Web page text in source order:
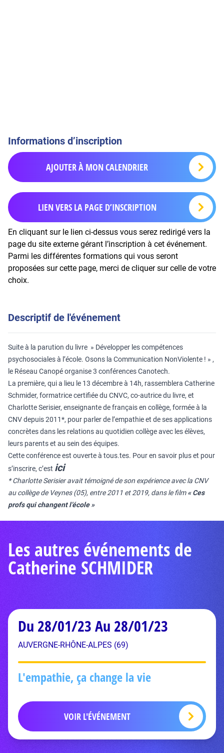
Informations d’inscription
AJOUTER À MON CALENDRIER
LIEN VERS LA PAGE D’INSCRIPTION
En cliquant sur le lien ci-dessus vous serez redirigé vers la
page du site externe gérant l’inscription à cet événement.
Parmi les différentes formations qui vous seront
proposées sur cette page, merci de cliquer sur celle de votre
choix.
Descriptif de l'événement
Suite à la parution du livre » Développer les compétences
psychosociales à l’école. Osons la Communication NonViolente ! » ,
le Réseau Canopé organise 3 conférences Canotech.
La première, qui a lieu le 13 décembre à 14h, rassemblera Catherine
Schmider, formatrice certifiée du CNVC, co-autrice du livre, et
Charlotte Serisier, enseignante de français en collège, formée à la
CNV depuis 2011*, pour parler de l’empathie et de ses applications
concrètes dans les relations au quotidien collège avec les élèves,
leurs parents et au sein des équipes.
Cette conférence est ouverte à tous.tes. Pour en savoir plus et pour
s’inscrire, c’est ici
* Charlotte Serisier avait témoigné de son expérience avec la CNV
au collège de Veynes (05), entre 2011 et 2019, dans le film« Ces
profs qui changent l’école »
Les autres événements de
Catherine SCHMIDER
Du 28/01/23 Au 28/01/23
AUVERGNE-RHÔNE-ALPES (69)
L'empathie, ça change la vie
VOIR L'ÉVÉNEMENT